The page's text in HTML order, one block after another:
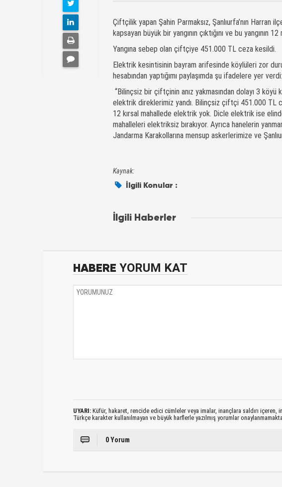
Çiftçilik yapan Şahin Parmaksız, Şanlıurfa’nın Harran
kapsayan büyük bir yangının çıktığını ve bu yangının
Yangına sebep olan çiftçiye 451.000 TL ceza kesildi.
Elektrik kesintisinin bayram arifesinde köylüleri zor
hesabından yaptığımı paylaşımda şu ifadelere yer verdi:
“Bilinçsiz bir çiftçinin anız yakmasından dolayı 3 köyü
elektrik direklerimiz yandı. Bilinçsiz çiftçi 451.000 TL
12 kırsal mahallede elektrik yok. Dicle elektrik ise
mahalleleri elektriksiz bırakıyor. Ayrıca hanelerin
Jandarma Karakollarına mensup askerlerimize ve
Kaynak:
İlgili Konular :
İlgili Haberler
HABERE YORUM KAT
UYARI: Küfür, hakaret, rencide edici cümleler veya imalar, inançlara saldırı içeren,
Türkçe karakter kullanılmayan ve büyük harflerle yazılmış yorumlar
0 Yorum